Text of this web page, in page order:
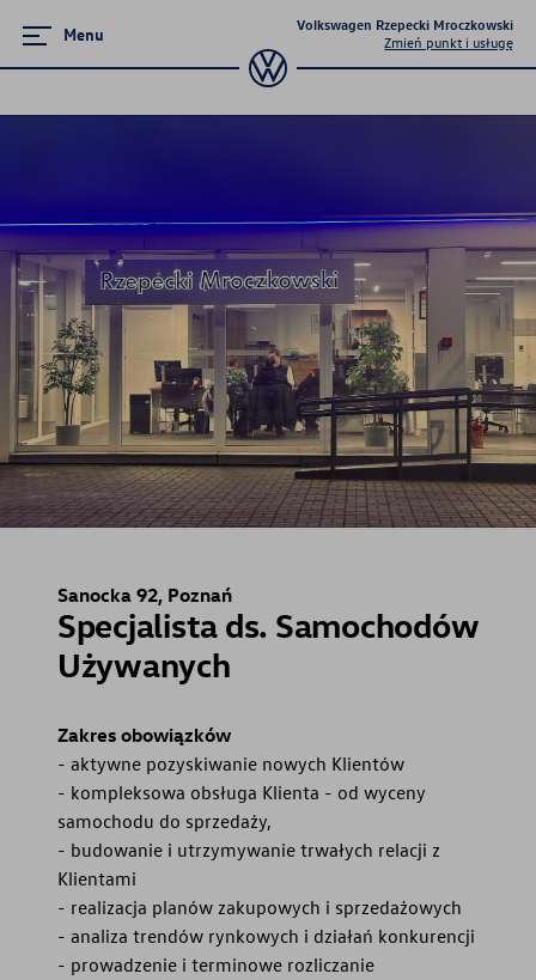
Menu
Volkswagen Rzepecki Mroczkowski
Zmień punkt i usługę
Mapa i kontakt
Promocje i aktualności
Modele osobowe
Finansowanie
Ubezpieczenia
Gwarancja i ochrona
Serwis
Certyfikowane Używane -
Samochody Używane
Centrum Napraw
Powypadkowych
Części zamienne
Akcesoria
Konfigurator jazdy próbnej
Sanocka 92, Poznań
Specjalista ds. Samochodów
Używanych
Zakres obowiązków
- aktywne pozyskiwanie nowych Klientów
- kompleksowa obsługa Klienta - od wyceny
samochodu do sprzedaży,
- budowanie i utrzymywanie trwałych relacji z
Klientami
- realizacja planów zakupowych i sprzedażowych
- analiza trendów rynkowych i działań konkurencji
- prowadzenie i terminowe rozliczanie